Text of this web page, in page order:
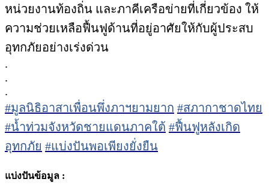
หน่วยงานท้องถิ่น และภาคีเครือข่ายที่เกี่ยวข้อง ให้
ความช่วยเหลือฟื้นฟูด้านที่อยู่อาศัยให้กับผู้ประสบ
อุทกภัยอย่างเร่งด่วน
.
.
.
#มูลนิธิอาสาเพื่อนพึ่งภาฯยามยาก #สภากาชาดไทย
#น้ำท่วมจังหวัดชายแดนภาคใต้ #ฟื้นฟูหลังเกิด
อุทกภัย #แบ่งปันพอเพียงยั่งยืน
แบ่งปันข้อมูล :